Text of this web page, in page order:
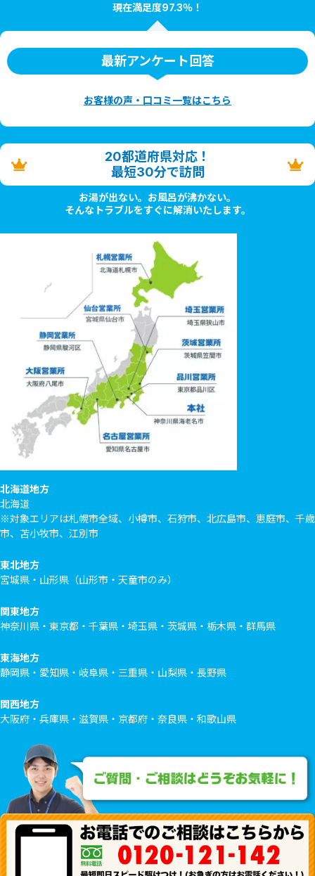
現在満足度97.3％！
最新アンケート回答
お客様の声・口コミ一覧はこちら
20都道府県対応！
最短30分で訪問
お湯が出ない。お風呂が沸かない。
そんなトラブルをすぐに解消いたします。
北海道地方
北海道
※対象エリアは札幌市全域、小樽市、石狩市、北広島市、恵庭市、千歳
市、苫小牧市、江別市
東北地方
宮城県・山形県（山形市・天童市のみ）
関東地方
神奈川県・東京都・千葉県・埼玉県・茨城県・栃木県・群馬県
東海地方
静岡県・愛知県・岐阜県・三重県・山梨県・長野県
関西地方
大阪府・兵庫県・滋賀県・京都府・奈良県・和歌山県